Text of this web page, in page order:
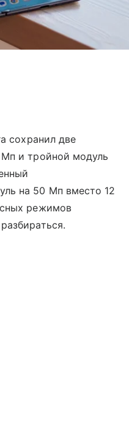
сохранил две
и тройной модуль
на 50 Мп вместо 12
режимов